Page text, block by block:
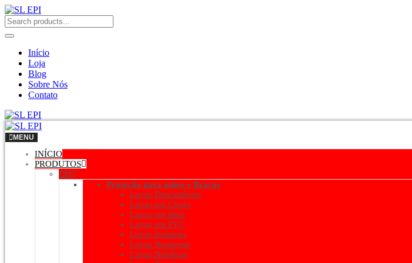
Início
Loja
Blog
Sobre Nós
Contato
MENU
INÍCIO
PRODUTOS
EPI
Proteção para mãos e Braços
Luvas Descartáveis
Luvas em Couro
Luvas em látex
Luvas em PVC
Luvas Isolantes
Luvas Neoprene
Luvas Nitrílicas